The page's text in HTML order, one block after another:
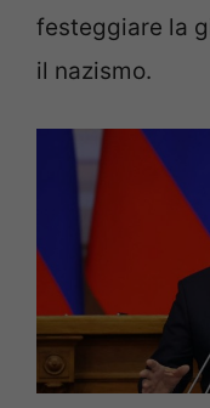
festeggiare la
il nazismo.